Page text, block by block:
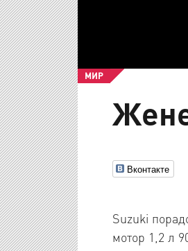
МИР
Вконтакте
Suzuki
мотор 1,2 л